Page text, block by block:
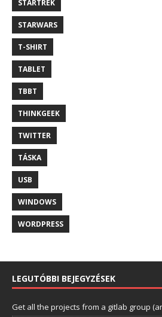
STARTREK
STARWARS
T-SHIRT
TABLET
TBBT
THINKGEEK
TWITTER
TÁSKA
USB
WINDOWS
WORDPRESS
LEGUTÓBBI BEJEGYZÉSEK
Get all the projects from a gitlab group